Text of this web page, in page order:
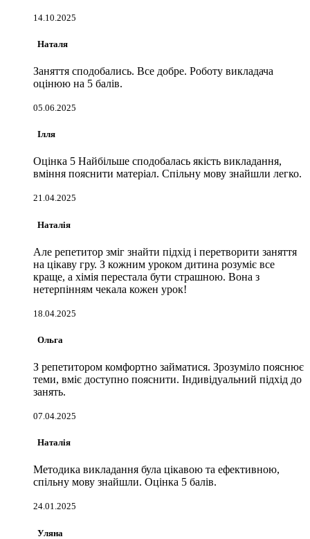
14.10.2025
Наталя
Заняття сподобались. Все добре. Роботу викладача
оцінюю на 5 балів.
05.06.2025
Ілля
Оцінка 5 Найбільше сподобалась якість викладання,
вміння пояснити матеріал. Спільну мову знайшли легко.
21.04.2025
Наталія
Але репетитор зміг знайти підхід і перетворити заняття
на цікаву гру. З кожним уроком дитина розуміє все
краще, а хімія перестала бути страшною. Вона з
нетерпінням чекала кожен урок!
18.04.2025
Ольга
З репетитором комфортно займатися. Зрозуміло пояснює
теми, вміє доступно пояснити. Індивідуальний підхід до
занять.
07.04.2025
Наталія
Методика викладання була цікавою та ефективною,
спільну мову знайшли. Оцінка 5 балів.
24.01.2025
Уляна